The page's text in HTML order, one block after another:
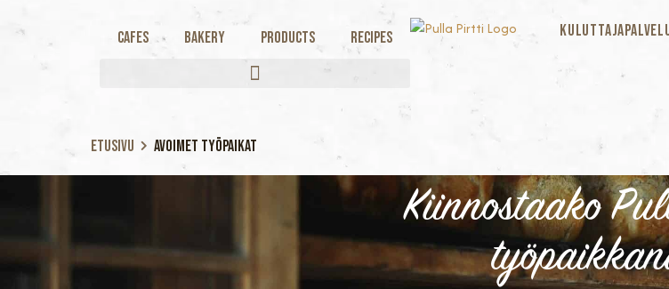
Cafes Bakery Products Recipes
Etusivu Avoimet työpaikat
Kiinnostaako